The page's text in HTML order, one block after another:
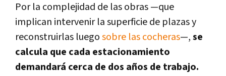
Por la complejidad de las obras —que
implican intervenir la superficie de plazas y
reconstruirlas luegosobre las cocheras—,se
calcula que cada estacionamiento
demandará cerca de dos años de trabajo.